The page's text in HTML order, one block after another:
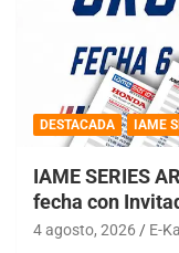
DESTACADA IAME
IAME SERIES
fecha con
4 agosto, 2026 E-